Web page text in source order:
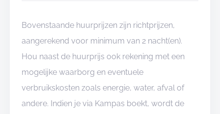
Bovenstaande huurprijzen zijn richtprijzen,
aangerekend voor minimum van 2 nacht(en).
Hou naast de huurprijs ook rekening met een
mogelijke waarborg en eventuele
verbruikskosten zoals energie, water, afval of
andere. Indien je via Kampas boekt, wordt de